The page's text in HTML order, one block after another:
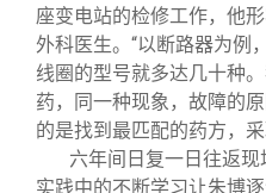
座变电站的检修工作，他
外科医生。“以断路器为例
线圈的型号就多达几十种
药，同一种现象，故障的
的是找到最匹配的药方，
六年间日复一日往返
实践中的不断学习让朱博